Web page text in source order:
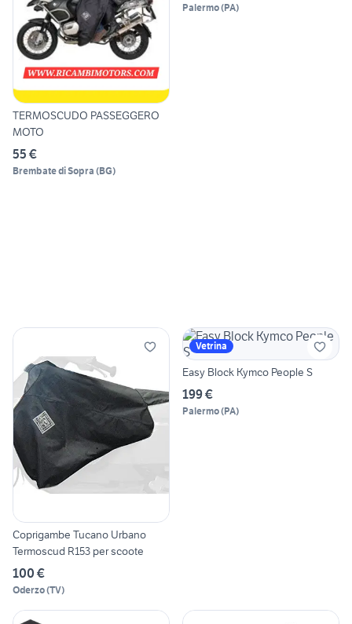
TERMOSCUDO PASSEGGERO
MOTO
55 €
Brembate di Sopra (BG)
Palermo(PA)
Coprigambe Tucano Urbano
Termoscud R153 per scoote
100 €
Oderzo(TV)
Vetrina
Easy Block Kymco People S
199 €
Palermo(PA)